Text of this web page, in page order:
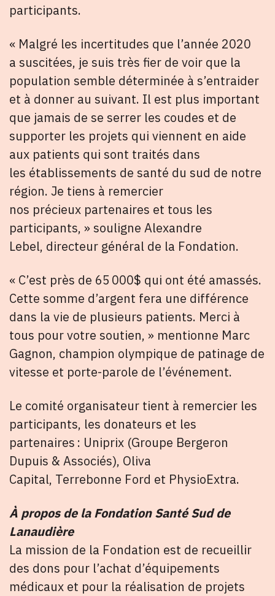
participants.
« Malgré les incertitudes que l’année 2020
a suscitées, je suis très fier de voir que la
population semble déterminée à s’entraider
et à donner au suivant. Il est plus important
que jamais de se serrer les coudes et de
supporter les projets qui viennent en aide
aux patients qui sont traités dans
les établissements de santé du sud de notre
région. Je tiens à remercier
nos précieux partenaires et tous les
participants, » souligne Alexandre
Lebel, directeur général de la Fondation.
« C’est près de 65 000$ qui ont été amassés.
Cette somme d’argent fera une différence
dans la vie de plusieurs patients. Merci à
tous pour votre soutien, » mentionne Marc
Gagnon, champion olympique de patinage de
vitesse et porte-parole de l’événement.
Le comité organisateur tient à remercier les
participants, les donateurs et les
partenaires : Uniprix (Groupe Bergeron
Dupuis & Associés), Oliva
Capital, Terrebonne Ford et PhysioExtra.
À propos de la Fondation Santé Sud de
Lanaudière
La mission de la Fondation est de recueillir
des dons pour l’achat d’équipements
médicaux et pour la réalisation de projets